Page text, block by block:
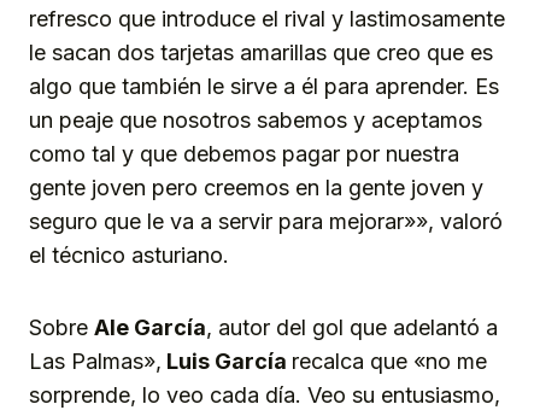
refresco que introduce el rival y lastimosamente
le sacan dos tarjetas amarillas que creo que es
algo que también le sirve a él para aprender. Es
un peaje que nosotros sabemos y aceptamos
como tal y que debemos pagar por nuestra
gente joven pero creemos en la gente joven y
seguro que le va a servir para mejorar»», valoró
el técnico asturiano.
Sobre Ale García, autor del gol que adelantó a
Las Palmas», Luis García recalca que «no me
sorprende, lo veo cada día. Veo su entusiasmo,